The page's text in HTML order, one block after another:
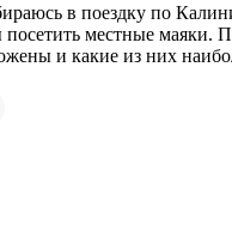
в поездку по
посетить местные маяки.
и какие из них